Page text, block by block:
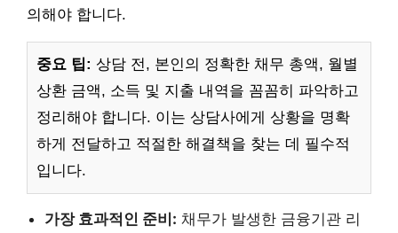
의해야 합니다.
중요 팁: 상담 전, 본인의 정확한 채무 총액, 월별
상환 금액, 소득 및 지출 내역을 꼼꼼히 파악하고
정리해야 합니다. 이는 상담사에게 상황을 명확
하게 전달하고 적절한 해결책을 찾는 데 필수적
입니다.
가장 효과적인 준비: 채무가 발생한 금융기관 리